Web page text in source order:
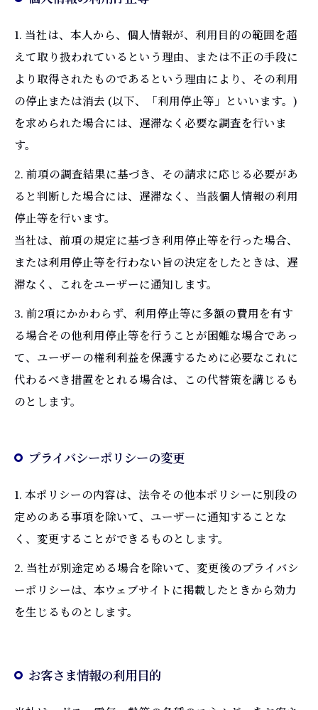
1. 当社は、本人から、個人情報が、利用目的の範囲を超
えて取り扱われているという理由、または不正の手段に
より取得されたものであるという理由により、その利用
の停止または消去 (以下、「利用停止等」といいます。)
を求められた場合には、遅滞なく必要な調査を行いま
す。
2. 前項の調査結果に基づき、その請求に応じる必要があ
ると判断した場合には、遅滞なく、当該個人情報の利用
停止等を行います。
当社は、前項の規定に基づき利用停止等を行った場合、
または利用停止等を行わない旨の決定をしたときは、遅
滞なく、これをユーザーに通知します。
3. 前2項にかかわらず、利用停止等に多額の費用を有す
る場合その他利用停止等を行うことが困難な場合であっ
て、ユーザーの権利利益を保護するために必要なこれに
代わるべき措置をとれる場合は、この代替策を講じるも
のとします。
プライバシーポリシーの変更
1. 本ポリシーの内容は、法令その他本ポリシーに別段の
定めのある事項を除いて、ユーザーに通知することな
く、変更することができるものとします。
2. 当社が別途定める場合を除いて、変更後のプライバシ
ーポリシーは、本ウェブサイトに掲載したときから効力
を生じるものとします。
お客さま情報の利用目的